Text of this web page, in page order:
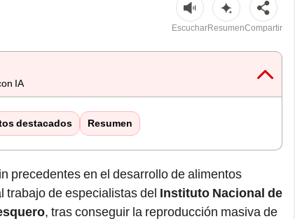
EscucharResumenCompartir
IA
destacados Resumen
precedentes en el desarrollo de alimentos
trabajo de especialistas del Instituto Nacional de
, tras conseguir la reproducción masiva de